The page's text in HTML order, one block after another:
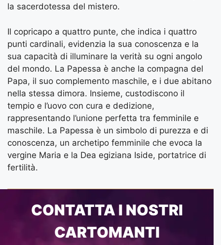
la sacerdotessa del mistero.
Il copricapo a quattro punte, che indica i quattro
punti cardinali, evidenzia la sua conoscenza e la
sua capacità di illuminare la verità su ogni angolo
del mondo. La Papessa è anche la compagna del
Papa, il suo complemento maschile, e i due abitano
nella stessa dimora. Insieme, custodiscono il
tempio e l’uovo con cura e dedizione,
rappresentando l’unione perfetta tra femminile e
maschile. La Papessa è un simbolo di purezza e di
conoscenza, un archetipo femminile che evoca la
vergine Maria e la Dea egiziana Iside, portatrice di
fertilità.
CONTATTA I NOSTRI
CARTOMANTI